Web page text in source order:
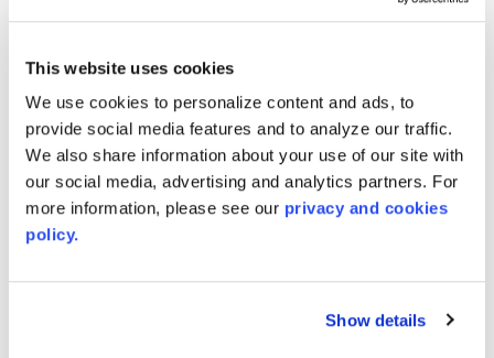
This website uses cookies
We use cookies to personalize content and ads, to
provide social media features and to analyze our traffic.
We also share information about your use of our site with
our social media, advertising and analytics partners. For
more information, please see our privacy and cookies
policy.
Show details
Haspels worden beïnvloed door de rand, maar
kunnen een spanwijdte van maximaal 700” bereiken!
RANDDIKTE van 3 mm tot 19 mm
Kleur en esthetiek, we werken rechtstreeks met uw
ontwerper samen om hun visie tot leven te
brengen.
vermindert de tijd die nodig is om tijdens het